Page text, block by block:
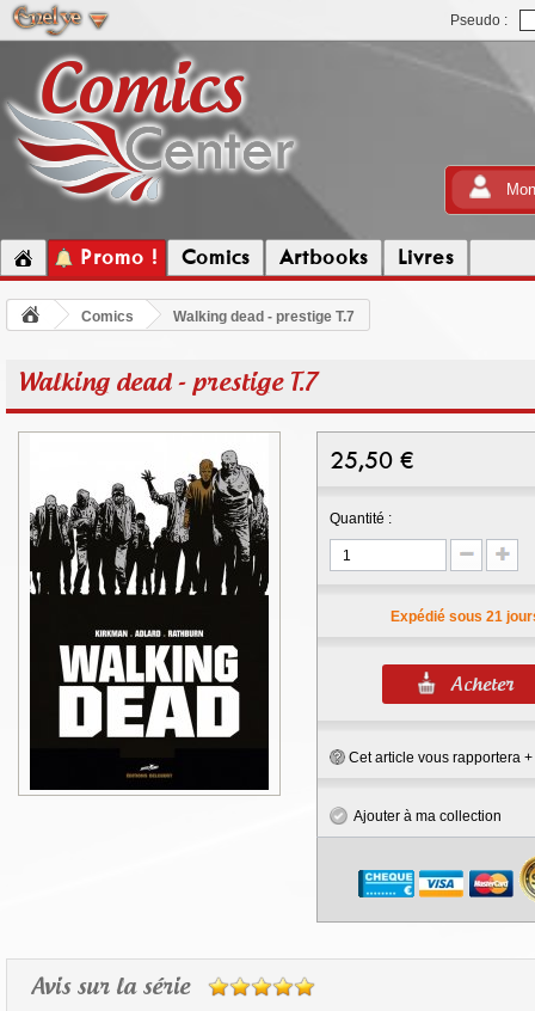
Pseudo :
Promo ! Comics Artbooks Livres
Comics Walking dead - prestige T.7
Walking dead - prestige T.7
25,50 €
Quantité :
Expédié sous 21
Cet article vous rapportera +
Ajouter à ma collection
Avis sur la série